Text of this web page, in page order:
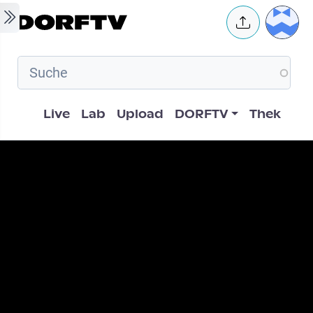
Skip to main content User
Hauptnavigation
Live Lab Upload DORFTV Thek